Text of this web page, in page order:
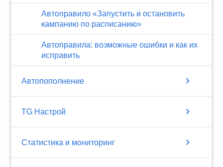
Автоправило «Запустить и остановить
кампанию по расписанию»
Автоправила: возможные ошибки и как их
исправить
Автопополнение chevron_right
TG Настрой chevron_right
Статистика и мониторинг chevron_right